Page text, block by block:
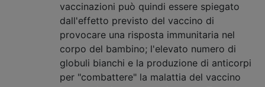
vaccinazioni può quindi essere spiegato
dall'effetto previsto del vaccino di
provocare una risposta immunitaria nel
corpo del bambino; l'elevato numero di
globuli bianchi e la produzione di anticorpi
per "combattere" la malattia del vaccino